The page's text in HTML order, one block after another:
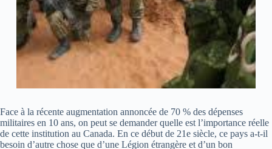
Face à la récente augmentation annoncée de 70 % des dépenses
militaires en 10 ans, on peut se demander quelle est l’importance réelle
de cette institution au Canada. En ce début de 21e siècle, ce pays a-t-il
besoin d’autre chose que d’une Légion étrangère et d’un bon